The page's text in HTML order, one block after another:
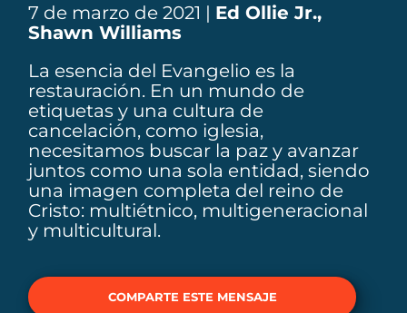
7 de marzo de 2021 | Ed Ollie Jr.,
Shawn Williams
La esencia del Evangelio es la
restauración. En un mundo de
etiquetas y una cultura de
cancelación, como iglesia,
necesitamos buscar la paz y avanzar
juntos como una sola entidad, siendo
una imagen completa del reino de
Cristo: multiétnico, multigeneracional
y multicultural.
COMPARTE ESTE MENSAJE